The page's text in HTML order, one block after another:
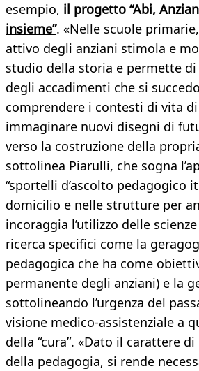
esempio, il progetto “Abi,
insieme”. «Nelle scuole
attivo degli anziani stimola e
studio della storia e permette
degli accadimenti che si
comprendere i contesti di vita
immaginare nuovi disegni di
verso la costruzione della
sottolinea Piarulli, che sogna
“sportelli d’ascolto pedagogico
domicilio e nelle strutture per
incoraggia l’utilizzo delle
ricerca specifici come la
pedagogica che ha come
permanente degli anziani) e la
sottolineando l’urgenza del
visione medico-assistenziale a
della “cura”. «Dato il carattere
della pedagogia, si rende